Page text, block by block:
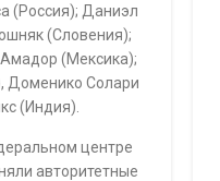
(Россия); Даниэл
(Словения);
(Мексика);
Доменико Солари
(Индия).
центре
авторитетные